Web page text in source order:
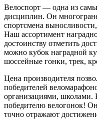
Велоспорт — одна из
дисциплин. Он
спортсмена
Наш ассортимент
достоинству отметить
можно кубок наградной
шоссейные гонки, трек,
Цена производителя
победителей
организациями,
победителю велогонок!
точно отражают